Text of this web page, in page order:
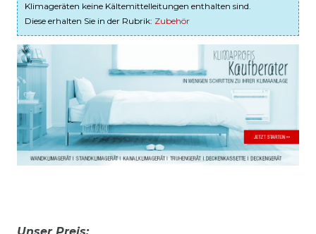
Klimageräten keine Kältemittelleitungen enthalten sind.
Diese erhalten Sie in der Rubrik: Zubehör